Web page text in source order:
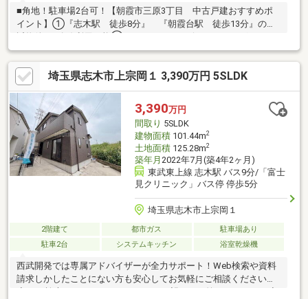
■角地！駐車場2台可！【朝霞市三原3丁目 中古戸建おすすめポ
イント】①『志木駅 徒歩8分』 『朝霞台駅 徒歩13分』の駅
等、周辺環境充実③車は駐車2台可能！④4ＬＤＫの間取りに加
え、3階の洋室は仕切ることでもう1部屋増やせる仕様！
埼玉県志木市上宗岡１ 3,390万円 5SLDK
3,390万円
間取り 5SLDK
建物面積101.44m2
土地面積125.28m2
築年月 2022年7月(築4年2ヶ月)
東武東上線 志木駅 バス9分/「富士
見クリニック」バス停 停歩5分
埼玉県志木市上宗岡１
2階建て 都市ガス
駐車場あり
駐車2台
システムキッチン 浴室乾燥機
西武開発では専属アドバイザーが全力サポート！Web検索や資料
請求しかしたことにない方も安心してお気軽にご相談ください。